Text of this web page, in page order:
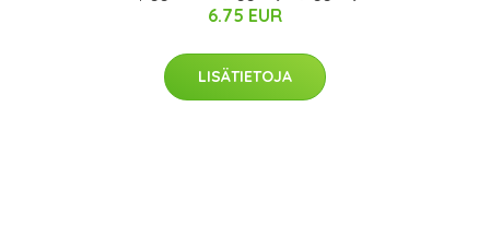
6.75 EUR
LISÄTIETOJA